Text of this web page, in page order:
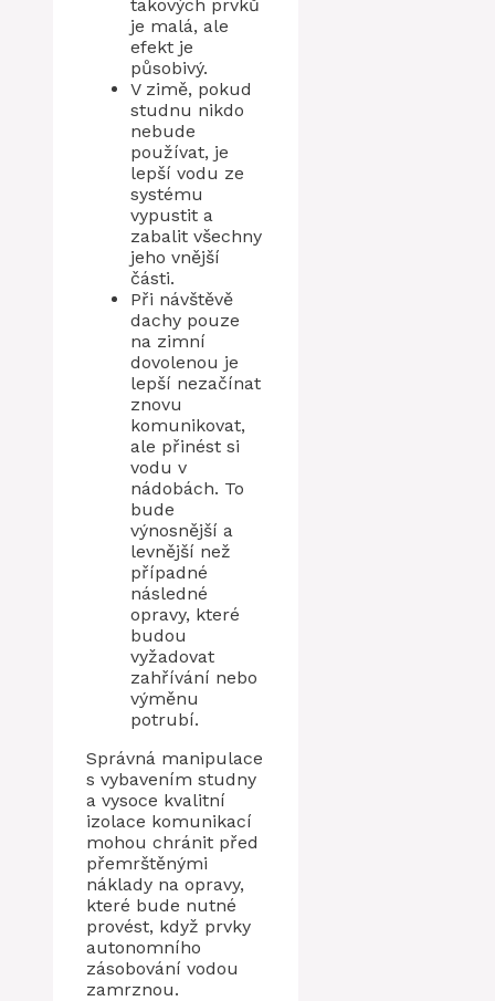
takových prvků
je malá, ale
efekt je
působivý.
V zimě, pokud
studnu nikdo
nebude
používat, je
lepší vodu ze
systému
vypustit a
zabalit všechny
jeho vnější
části.
Při návštěvě
dachy pouze
na zimní
dovolenou je
lepší nezačínat
znovu
komunikovat,
ale přinést si
vodu v
nádobách. To
bude
výnosnější a
levnější než
případné
následné
opravy, které
budou
vyžadovat
zahřívání nebo
výměnu
potrubí.
Správná manipulace
s vybavením studny
a vysoce kvalitní
izolace komunikací
mohou chránit před
přemrštěnými
náklady na opravy,
které bude nutné
provést, když prvky
autonomního
zásobování vodou
zamrznou.